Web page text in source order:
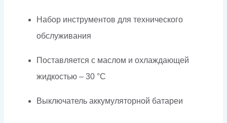
Набор инструментов для технического
обслуживания
Поставляется с маслом и охлаждающей
жидкостью – 30 °C
Выключатель аккумуляторной батареи